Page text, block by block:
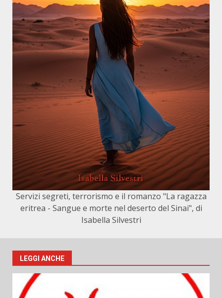
Servizi segreti, terrorismo e il romanzo "La ragazza
eritrea - Sangue e morte nel deserto del Sinai", di
Isabella Silvestri
LEGGI ANCHE